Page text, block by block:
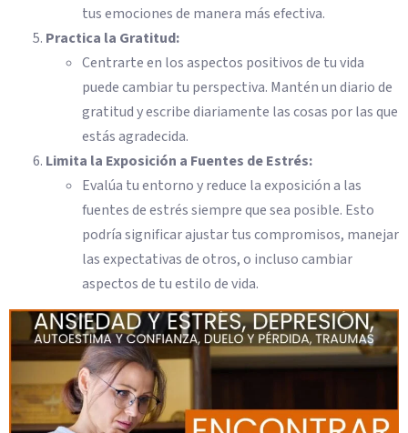
tus emociones de manera más efectiva.
Practica la Gratitud:
Centrarte en los aspectos positivos de tu vida
puede cambiar tu perspectiva. Mantén un diario de
gratitud y escribe diariamente las cosas por las que
estás agradecida.
Limita la Exposición a Fuentes de Estrés:
Evalúa tu entorno y reduce la exposición a las
fuentes de estrés siempre que sea posible. Esto
podría significar ajustar tus compromisos, manejar
las expectativas de otros, o incluso cambiar
aspectos de tu estilo de vida.